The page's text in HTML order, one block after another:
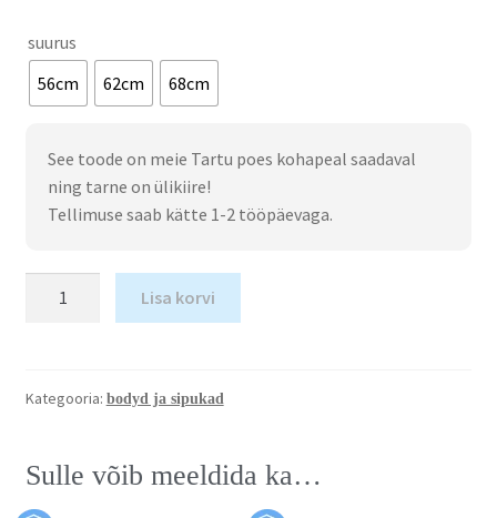
suurus
56cm
62cm 68cm
See toode on meie Tartu poes kohapeal saadaval
ning tarne on ülikiire!
Tellimuse saab kätte 1-2 tööpäevaga.
Lisa korvi
Kategooria: bodyd ja sipukad
Sulle võib meeldida ka…